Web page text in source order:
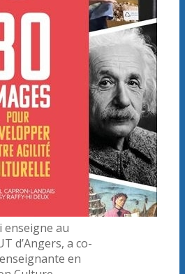
enseigne au
d’Angers, a co-
en